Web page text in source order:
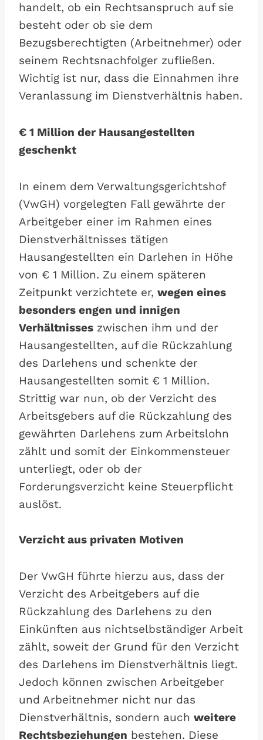
handelt, ob ein Rechtsanspruch auf sie
besteht oder ob sie dem
Bezugsberechtigten (Arbeitnehmer) oder
seinem Rechtsnachfolger zufließen.
Wichtig ist nur, dass die Einnahmen ihre
Veranlassung im Dienstverhältnis haben.
€ 1 Million der Hausangestellten
geschenkt
In einem dem Verwaltungsgerichtshof
(VwGH) vorgelegten Fall gewährte der
Arbeitgeber einer im Rahmen eines
Dienstverhältnisses tätigen
Hausangestellten ein Darlehen in Höhe
von € 1 Million. Zu einem späteren
Zeitpunkt verzichtete er, wegen eines
besonders engen und innigen
Verhältnisses zwischen ihm und der
Hausangestellten, auf die Rückzahlung
des Darlehens und schenkte der
Hausangestellten somit € 1 Million.
Strittig war nun, ob der Verzicht des
Arbeitsgebers auf die Rückzahlung des
gewährten Darlehens zum Arbeitslohn
zählt und somit der Einkommensteuer
unterliegt, oder ob der
Forderungsverzicht keine Steuerpflicht
auslöst.
Verzicht aus privaten Motiven
Der VwGH führte hierzu aus, dass der
Verzicht des Arbeitgebers auf die
Rückzahlung des Darlehens zu den
Einkünften aus nichtselbständiger Arbeit
zählt, soweit der Grund für den Verzicht
des Darlehens im Dienstverhältnis liegt.
Jedoch können zwischen Arbeitgeber
und Arbeitnehmer nicht nur das
Dienstverhältnis, sondern auch weitere
Rechtsbeziehungen bestehen. Diese